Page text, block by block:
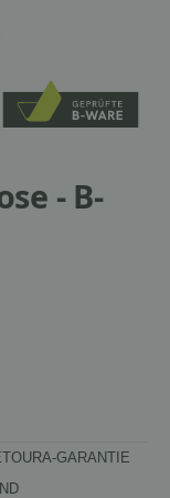
- B-
GARANTIE